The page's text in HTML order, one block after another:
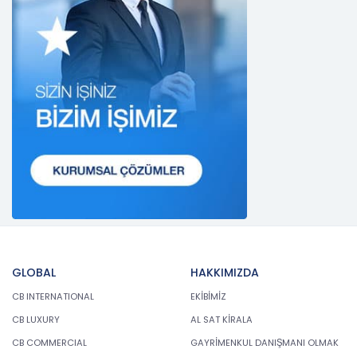
temel haklarını ve kendi meşru menfaatlerini
dikkate alarak işlediği kişisel verilerin doğru ve
güncel olmasını sağlamakla ve bu doğrultuda
gerekli tedbirleri almak için gerekli sistemleri
kurmakla yükümlüdür.
3. Belirli, Açık ve Meşru Amaçlarla İşleme
Danışmanlık Hizmetleri A.Ş.; kişisel verilerin hangi
amaçla işleneceğini belirlemekle ve bu amaçları
belirtilen meşru ve hukuka uygun amaçlar
4. İşlendikleri Amaçla Bağlantılı, Sınırlı ve Ölçülü
Olma
CB Gayrimenkul Franchising Pazarlama ve
Danışmanlık Hizmetleri A.Ş.; kişisel verileri
GLOBAL
CB INTERNATIONAL
CB LUXURY
CB COMMERCIAL
HAKKIMIZDA
EKİBİMİZ
AL SAT KİRALA
GAYRİMENKUL DANIŞMANI OLMAK